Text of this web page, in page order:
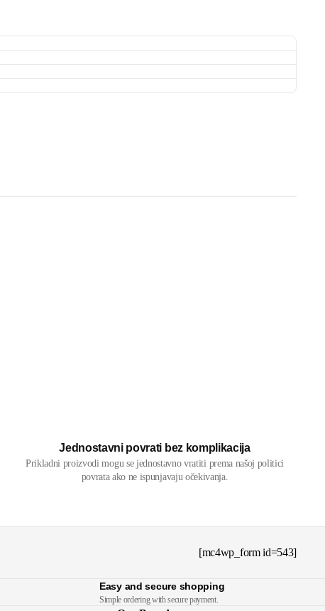
Jednostavni povrati bez komplikacija
Prikladni proizvodi mogu se jednostavno vratiti prema našoj politici
povrata ako ne ispunjavaju očekivanja.
[mc4wp_form id=543]
Easy and secure shopping
Simple ordering with secure payment.